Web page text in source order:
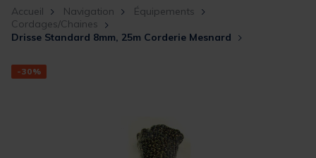
Accueil Navigation
Équipements
Cordages/Chaines
Drisse Standard 8mm, 25m Corderie Mesnard
-30%